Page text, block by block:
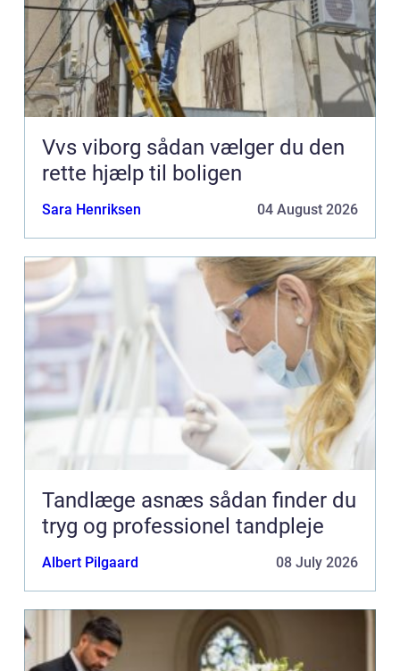
Vvs viborg sådan vælger du den
rette hjælp til boligen
Sara Henriksen 04 August 2026
Tandlæge asnæs sådan finder du
tryg og professionel tandpleje
Albert Pilgaard 08 July 2026